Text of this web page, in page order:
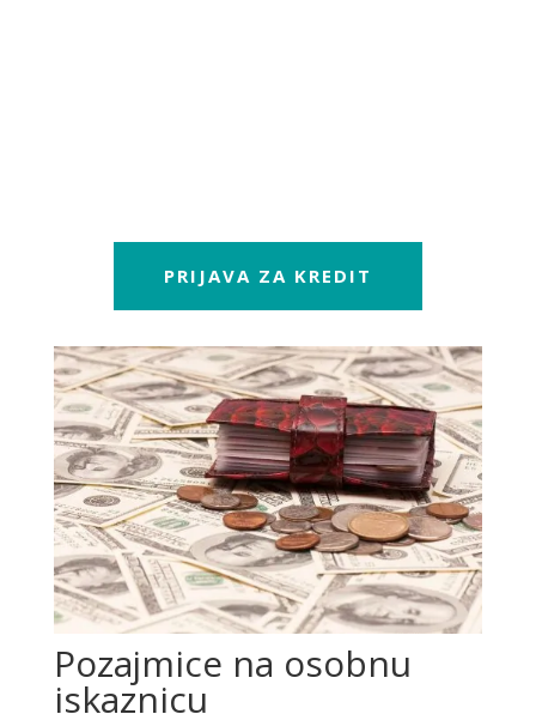
PRIJAVA ZA KREDIT
Pozajmice na osobnu
iskaznicu